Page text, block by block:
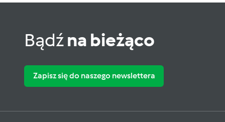
Bądźna bieżąco
Zapisz się do naszego newslettera